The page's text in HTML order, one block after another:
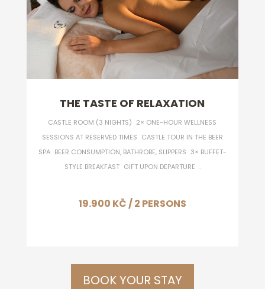
THE TASTE OF RELAXATION
CASTLE ROOM (3 NIGHTS) 2× ONE-HOUR WELLNESS
SESSIONS AT RESERVED TIMES CASTLE TOUR IN THE BEER
SPA BEER CONSUMPTION, BATHROBE, SLIPPERS 3× BUFFET-
STYLE BREAKFAST GIFT UPON DEPARTURE .
19.900 KČ/ 2 PERSONS
BOOK YOUR STAY